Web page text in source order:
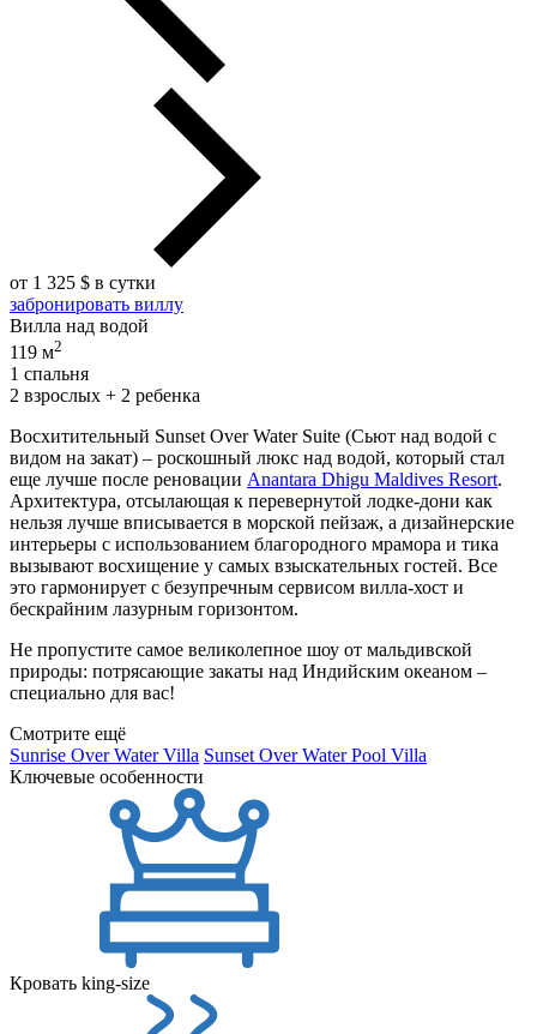
от 1 325 $ в сутки
забронировать виллу
Вилла над водой
119 м2
1 спальня
2 взрослых + 2 ребенка
Восхитительный Sunset Over Water Suite (Сьют над водой с
видом на закат) – роскошный люкс над водой, который стал
еще лучше после реновации Anantara Dhigu Maldives Resort.
Архитектура, отсылающая к перевернутой лодке-дони как
нельзя лучше вписывается в морской пейзаж, а дизайнерские
интерьеры с использованием благородного мрамора и тика
вызывают восхищение у самых взыскательных гостей. Все
это гармонирует с безупречным сервисом вилла-хост и
бескрайним лазурным горизонтом.
Не пропустите самое великолепное шоу от мальдивской
природы: потрясающие закаты над Индийским океаном –
специально для вас!
Смотрите ещё
Sunrise Over Water Villa Sunset Over Water Pool Villa
Ключевые особенности
Кровать king-size